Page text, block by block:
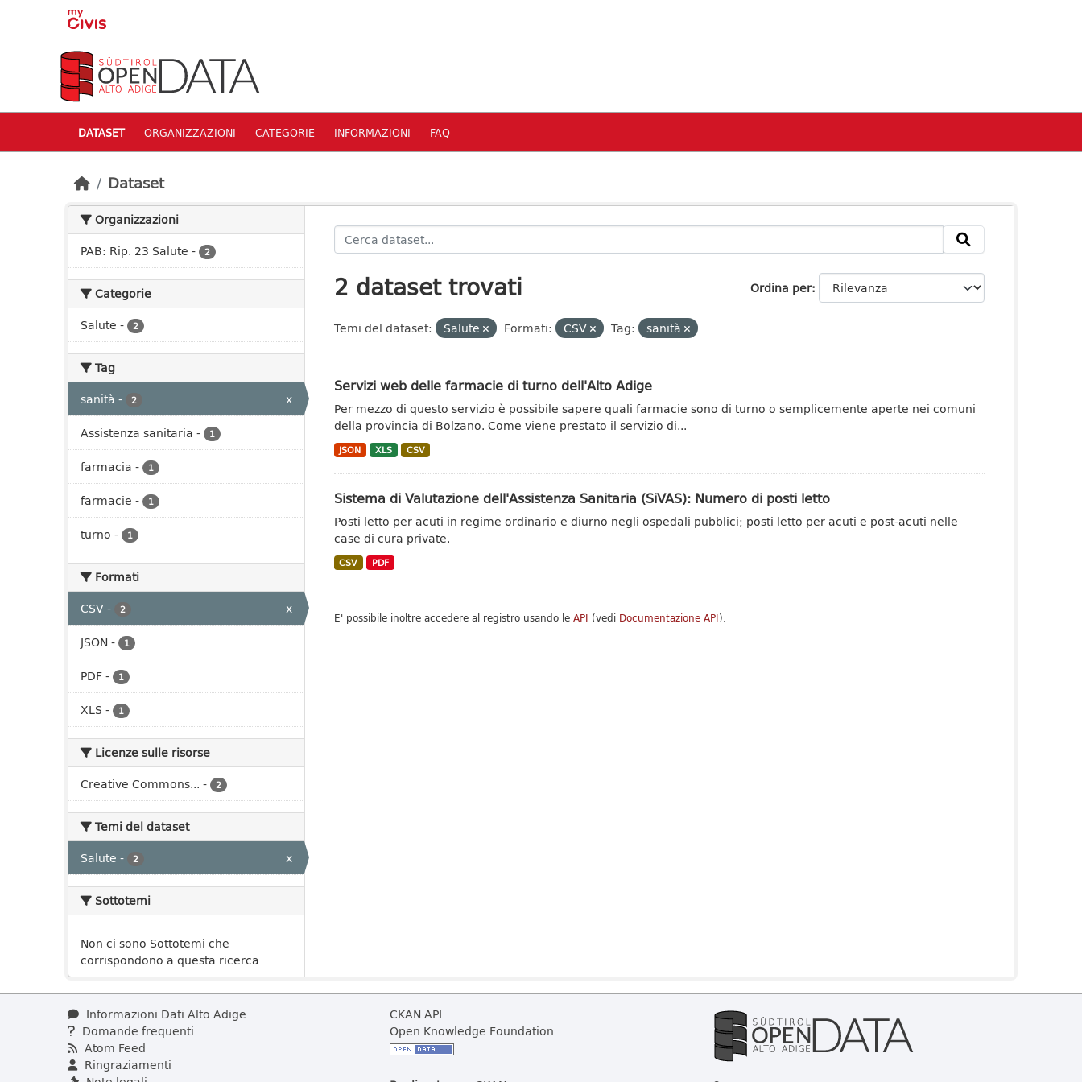
Skip to main content
DATASET ORGANIZZAZIONI CATEGORIE INFORMAZIONI FAQ
Dataset
Organizzazioni
PAB: Rip. 23 Salute - 2
Categorie
Salute - 2
Tag
sanità - 2
x
Assistenza sanitaria - 1
farmacia - 1
farmacie - 1
turno - 1
Formati
CSV- 2
x
JSON - 1
PDF- 1
XLS - 1
Licenze sulle risorse
Creative Commons... - 2
Temi del dataset
Salute - 2 x
Sottotemi
Non ci sono Sottotemi che
corrispondono a questa ricerca
Ordina per
2 dataset trovati
Temi del dataset: Salute Formati: CSV Tag: sanità
Servizi web delle farmacie di turno dell'Alto Adige
Per mezzo di questo servizio è possibile sapere quali farmacie sono di turno o semplicemente aperte nei comuni
della provincia di Bolzano. Come viene prestato il servizio di...
JSON XLS CSV
Sistema di Valutazione dell'Assistenza Sanitaria (SiVAS): Numero di posti letto
Posti letto per acuti in regime ordinario e diurno negli ospedali pubblici; posti letto per acuti e post-acuti nelle
case di cura private.
CSV PDF
E' possibile inoltre accedere al registro usando le API (vedi Documentazione API).
Informazioni Dati Alto Adige
Domande frequenti
Atom Feed
Ringraziamenti
CKAN API
Open Knowledge Foundation